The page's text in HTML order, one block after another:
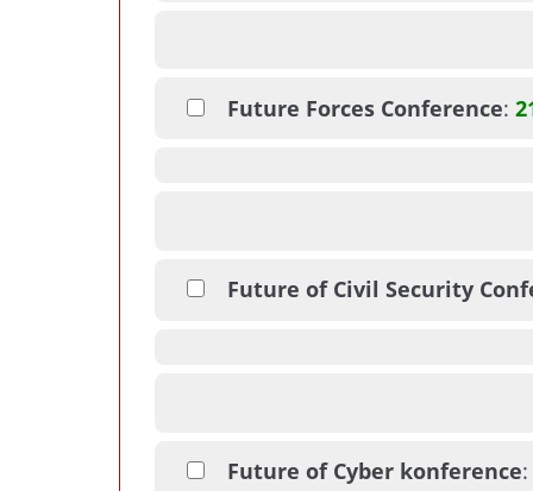
Future Forces Conference:
Future of Civil Security
Future of Cyber konference: